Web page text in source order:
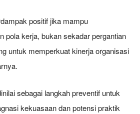
positif jika mampu
pola kerja, bukan sekadar pergantian
untuk memperkuat kinerja organisasi
sebagai langkah preventif untuk
kekuasaan dan potensi praktik